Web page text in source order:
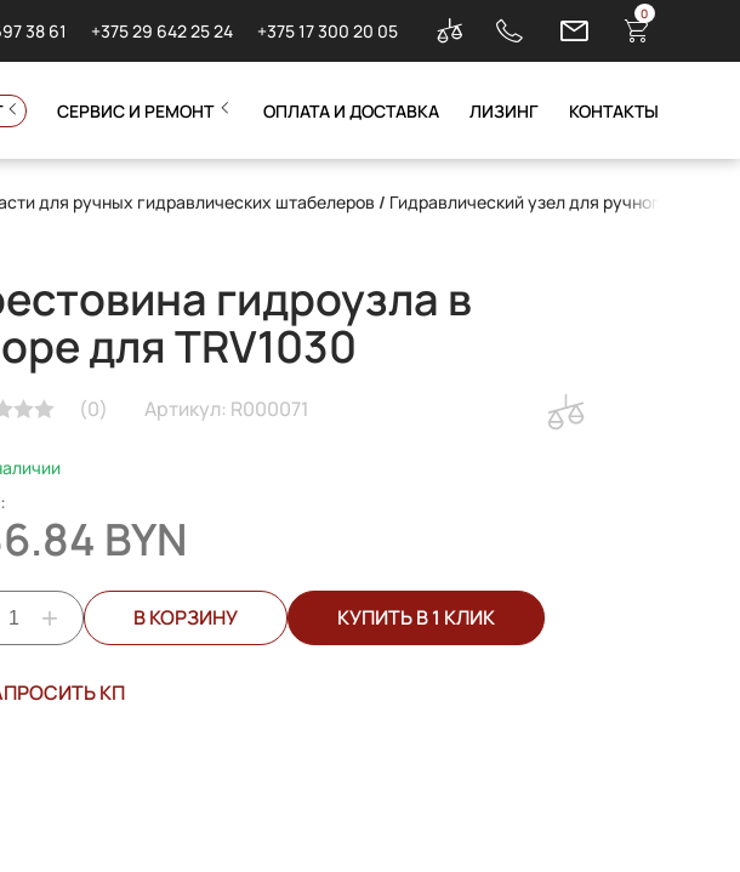
38 61 +375 29 642 25 24 +375 17 300 20 05
0
СЕРВИС И РЕМОНТ ОПЛАТА И ДОСТАВКА ЛИЗИНГ КОНТАКТЫ
для ручных гидравлических штабелеров / Гидравлический узел для ручного
гидроузла в
для TRV1030
(0) Артикул: R000071
BYN
+ В КОРЗИНУ КУПИТЬ В 1 КЛИК
КП